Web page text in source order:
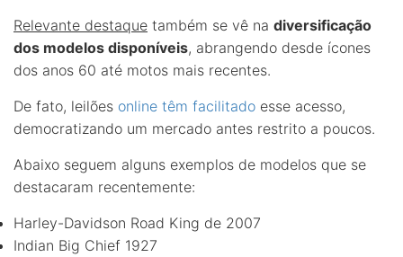
Relevante destaque também se vê na diversificação
dos modelos disponíveis, abrangendo desde ícones
dos anos 60 até motos mais recentes.
De fato, leilões online têm facilitado esse acesso,
democratizando um mercado antes restrito a poucos.
Abaixo seguem alguns exemplos de modelos que se
destacaram recentemente:
Harley-Davidson Road King de 2007
Indian Big Chief 1927